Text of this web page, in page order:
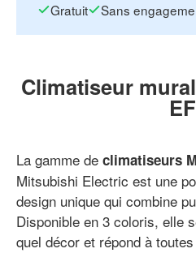
Gratuit Sans
Climatiseur
EF
La gamme de climatiseurs
Mitsubishi Electric est une
design unique qui combine
Disponible en 3 coloris, elle
quel décor et répond à